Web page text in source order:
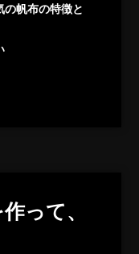
の帆布の特徴と
って、